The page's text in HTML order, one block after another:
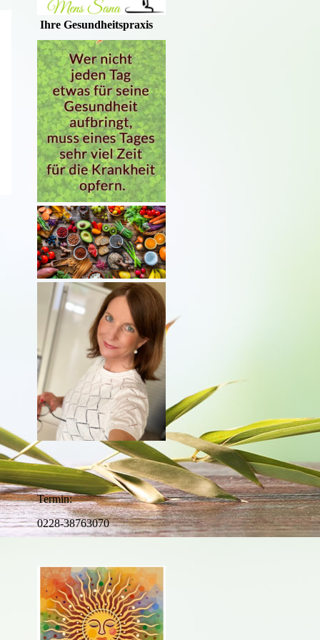
Ihre Gesundheitspraxis
Termin:
0228-38763070